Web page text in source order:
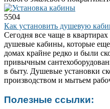
5504
Как установить душевую
Сегодня все чаще в
душевые кабины, которые еще
домах крайне редко и были
привычным
в быту. Душевые установки
производством и мытьем
Полезные ссылки: